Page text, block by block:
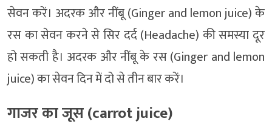
सेवन करें। अदरक और नींबू (Ginger and lemon juice) के
रस का सेवन करने से सिर दर्द (Headache) की समस्या दूर
हो सकती है। अदरक और नींबू के रस (Ginger and lemon
juice) का सेवन दिन में दो से तीन बार करें।
गाजर का जूस (carrot juice)